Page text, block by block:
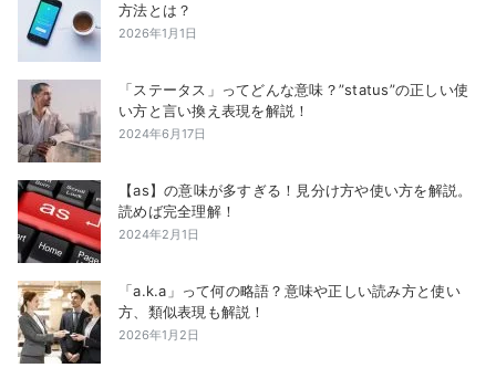
方法とは？
2026年1月1日
「ステータス」ってどんな意味？”status”の正しい使
い方と言い換え表現を解説！
2024年6月17日
【as】の意味が多すぎる！見分け方や使い方を解説。
読めば完全理解！
2024年2月1日
「a.k.a」って何の略語？意味や正しい読み方と使い
方、類似表現も解説！
2026年1月2日